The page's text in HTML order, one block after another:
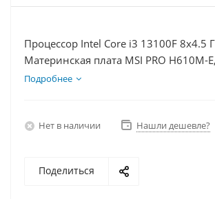
Процессор Intel Core i3 13100F 8x4.5
Материнская плата MSI PRO H610M-
RTX 4060 8Гб, Память DDR4 16Gb,
Подробнее
Нет в наличии Нашли дешевле?
Поделиться